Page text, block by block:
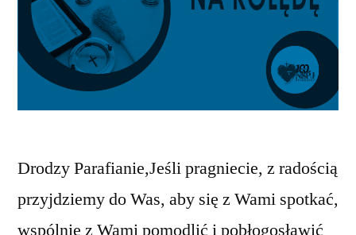
Drodzy Parafianie,Jeśli pragniecie, z radością
przyjdziemy do Was, aby się z Wami spotkać,
wspólnie z Wami pomodlić i pobłogosławić